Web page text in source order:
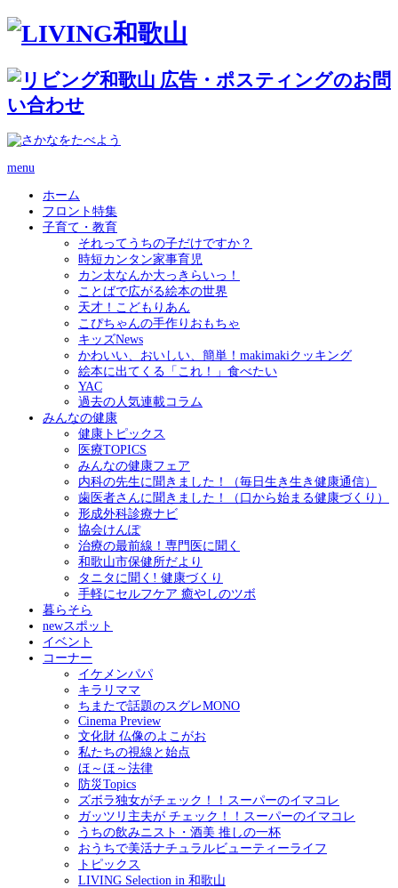
menu
ホーム
フロント特集
子育て・教育
それってうちの子だけですか？
時短カンタン家事育児
カン太なんか大っきらいっ！
ことばで広がる絵本の世界
天才！こどもりあん
こぴちゃんの手作りおもちゃ
キッズNews
かわいい、おいしい、簡単！makimakiクッキング
絵本に出てくる「これ！」食べたい
YAC
過去の人気連載コラム
みんなの健康
健康トピックス
医療TOPICS
みんなの健康フェア
内科の先生に聞きました！（毎日生き生き健康通信）
歯医者さんに聞きました！（口から始まる健康づくり）
形成外科診療ナビ
協会けんぽ
治療の最前線！専門医に聞く
和歌山市保健所だより
タニタに聞く! 健康づくり
手軽にセルフケア 癒やしのツボ
暮らそら
newスポット
イベント
コーナー
イケメンパパ
キラリママ
ちまたで話題のスグレMONO
Cinema Preview
文化財 仏像のよこがお
私たちの視線と始点
ほ～ほ～法律
防災Topics
ズボラ独女がチェック！！スーパーのイマコレ
ガッツリ主夫が チェック！！スーパーのイマコレ
うちの飲みニスト・酒美 推しの一杯
おうちで美活ナチュラルビューティーライフ
トピックス
LIVING Selection in 和歌山